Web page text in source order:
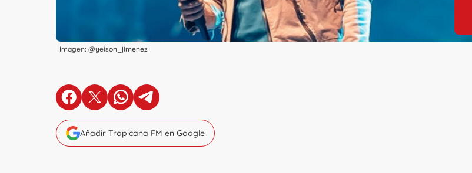
Imagen: @yeison_jimenez
en Facebook
en X en Whatsapp
en Telegram
Añadir Tropicana FM en Google